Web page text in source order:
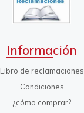
Información
Libro de reclamaciones
Condiciones
¿cómo comprar?